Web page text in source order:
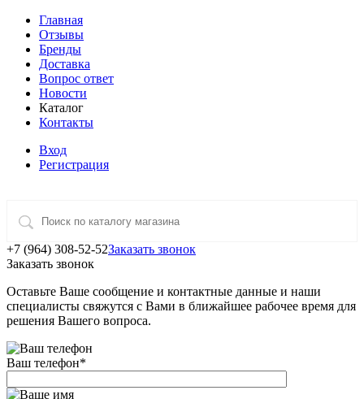
Главная
Отзывы
Бренды
Доставка
Вопрос ответ
Новости
Каталог
Контакты
Вход
Регистрация
+7 (964) 308-52-52Заказать звонок
Заказать звонок
Оставьте Ваше сообщение и контактные данные и наши
специалисты свяжутся с Вами в ближайшее рабочее время для
решения Вашего вопроса.
Ваш телефон*